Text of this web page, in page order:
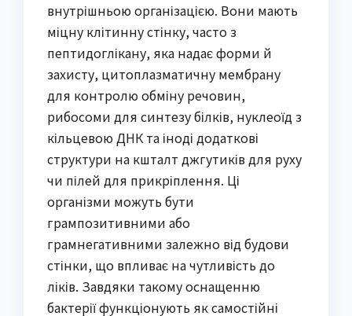
внутрішньою організацією. Вони мають
міцну клітинну стінку, часто з
пептидоглікану, яка надає форми й
захисту, цитоплазматичну мембрану
для контролю обміну речовин,
рибосоми для синтезу білків, нуклеоїд з
кільцевою ДНК та іноді додаткові
структури на кшталт джгутиків для руху
чи пілей для прикріплення. Ці
організми можуть бути
грампозитивними або
грамнегативними залежно від будови
стінки, що впливає на чутливість до
ліків. Завдяки такому оснащенню
бактерії функціонують як самостійні